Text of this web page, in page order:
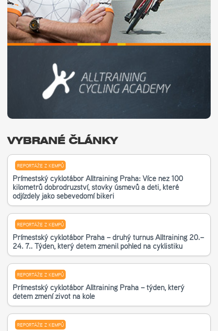
VYBRANÉ ČLÁNKY
REPORTÁŽE Z KEMPŮ
Příměstský cyklotábor Alltraining Praha: Více než 100
kilometrů dobrodružství, stovky úsměvů a děti, které
odjížděly jako sebevědomí bikeři
REPORTÁŽE Z KEMPŮ
Příměstský cyklotábor Praha – druhý turnus Alltraining 20.–
24. 7.. Týden, který dětem změnil pohled na cyklistiku
REPORTÁŽE Z KEMPŮ
Příměstský cyklotábor Alltraining Praha – týden, který
dětem změní život na kole
REPORTÁŽE Z KEMPŮ